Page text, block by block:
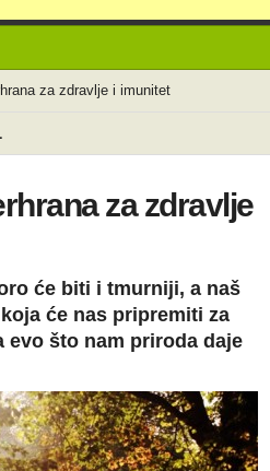
za zdravlje i imunitet
za zdravlje
će biti i tmurniji, a naš
će nas pripremiti za
evo što nam priroda daje